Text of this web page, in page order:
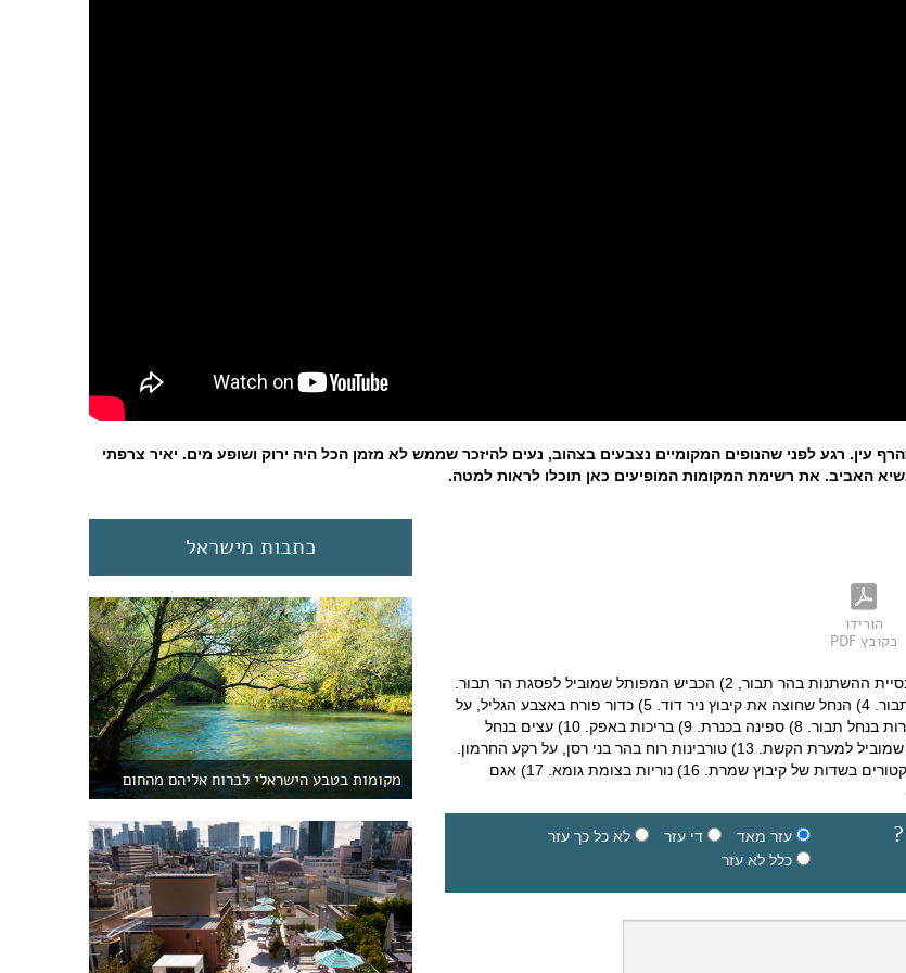
עין. רגע לפני שהנופים המקומיים נצבעים בצהוב, נעים להיזכר שממש לא מזמן הכל היה ירוק ושופע מים. יאיר צרפתי
האביב. את רשימת המקומות המופיעים כאן תוכלו לראות למטה.
הורידו
כקובץ PDF
המקומות המצולמים בסרטון: 1) כנסיית ההשתנות בהר תבור, 2) הכביש המפותל שמוביל לפסגת הר תבור.
3) עננים מעל שיבלי, למרגלות הר תבור. 4) הנחל שחוצה את קיבוץ ניר דוד. 5) כדור פורח באצבע הגליל, על
רקע החרמון. 6) קניון הבזלת. 7) פרות בנחל תבור. 8) ספינה בכנרת. 9) בריכות באפק. 10) עצים בנחל
השופט. 11) מפל סער. 12) הכביש שמוביל למערת הקשת. 13) טורבינות רוח בהר בני רסן, על רקע החרמון.
14) מערת הקשת. 15) קומביין וטרקטורים בשדות של קיבוץ שמרת. 16) נוריות בצומת גומא. 17) אגם
עזר מאד די עזר
לא כל כך עזר
כלל לא עזר
כתבות מישראל
מקומות בטבע הישראלי לברוח אליהם מהחום